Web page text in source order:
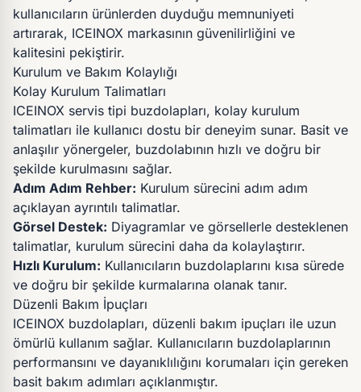
kullanıcıların ürünlerden duyduğu memnuniyeti
artırarak, ICEINOX markasının güvenilirliğini ve
kalitesini pekiştirir.
Kurulum ve Bakım Kolaylığı
Kolay Kurulum Talimatları
ICEINOX servis tipi buzdolapları, kolay kurulum
talimatları ile kullanıcı dostu bir deneyim sunar. Basit ve
anlaşılır yönergeler, buzdolabının hızlı ve doğru bir
şekilde kurulmasını sağlar.
Adım Adım Rehber: Kurulum sürecini adım adım
açıklayan ayrıntılı talimatlar.
Görsel Destek: Diyagramlar ve görsellerle desteklenen
talimatlar, kurulum sürecini daha da kolaylaştırır.
Hızlı Kurulum: Kullanıcıların buzdolaplarını kısa sürede
ve doğru bir şekilde kurmalarına olanak tanır.
Düzenli Bakım İpuçları
ICEINOX buzdolapları, düzenli bakım ipuçları ile uzun
ömürlü kullanım sağlar. Kullanıcıların buzdolaplarının
performansını ve dayanıklılığını korumaları için gereken
basit bakım adımları açıklanmıştır.